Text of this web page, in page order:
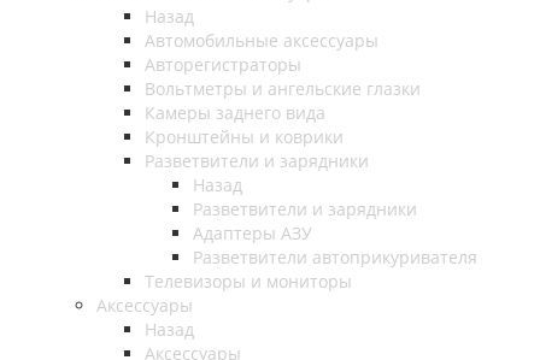
Назад
Автомобильные аксессуары
Авторегистраторы
Вольтметры и ангельские глазки
Камеры заднего вида
Кронштейны и коврики
Разветвители и зарядники
Назад
Разветвители и зарядники
Адаптеры АЗУ
Разветвители автоприкуривателя
Телевизоры и мониторы
Аксессуары
Назад
Аксессуары